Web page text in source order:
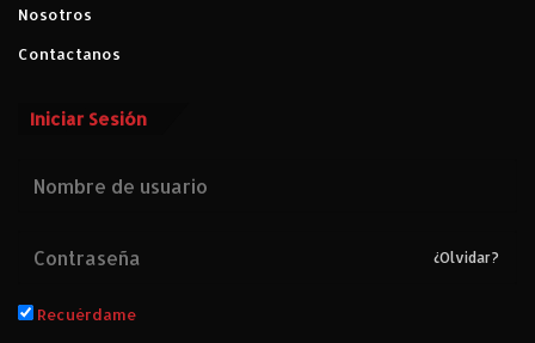
Nosotros
Contactanos
Iniciar Sesión
¿Olvidar?
Recuérdame